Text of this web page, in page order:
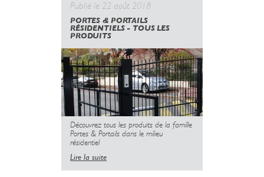
Publié le 22 août 2018
PORTES & PORTAILS
RÉSIDENTIELS - TOUS LES
PRODUITS
Découvrez tous les produits de la famille
Portes & Portails dans le milieu
résidentiel
Lire la suite